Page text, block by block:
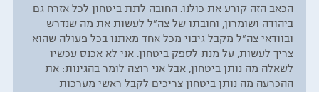
הכאב הזה קורע את כולנו. החובה לתת ביטחון לכל אזרח גם
ביהודה ושומרון, וחובתו של צה"ל לעשות את מה שנדרש
ובוודאי צה"ל מקבל גיבוי מכל אחד מאתנו בכל פעולה שהוא
צריך לעשות, על מנת לספק ביטחון. אני לא אכנס עכשיו
לשאלה מה נותן ביטחון, אבל אני רוצה לומר בהגינות: את
ההכרעה מה נותן ביטחון צריכים לקבל ראשי מערכות